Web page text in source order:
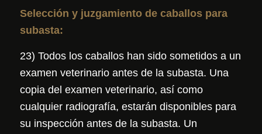
Selección y juzgamiento de caballos para
subasta:
23) Todos los caballos han sido sometidos a un
examen veterinario antes de la subasta. Una
copia del examen veterinario, así como
cualquier radiografía, estarán disponibles para
su inspección antes de la subasta. Un